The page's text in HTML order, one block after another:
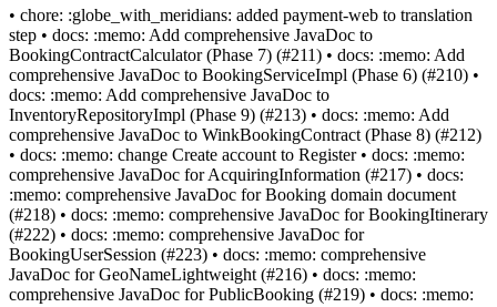
• chore: :globe_with_meridians: added payment-web to translation
step • docs: :memo: Add comprehensive JavaDoc to
BookingContractCalculator (Phase 7) (#211) • docs: :memo: Add
comprehensive JavaDoc to BookingServiceImpl (Phase 6) (#210) •
docs: :memo: Add comprehensive JavaDoc to
InventoryRepositoryImpl (Phase 9) (#213) • docs: :memo: Add
comprehensive JavaDoc to WinkBookingContract (Phase 8) (#212)
• docs: :memo: change Create account to Register • docs: :memo:
comprehensive JavaDoc for AcquiringInformation (#217) • docs:
:memo: comprehensive JavaDoc for Booking domain document
(#218) • docs: :memo: comprehensive JavaDoc for BookingItinerary
(#222) • docs: :memo: comprehensive JavaDoc for
BookingUserSession (#223) • docs: :memo: comprehensive
JavaDoc for GeoNameLightweight (#216) • docs: :memo:
comprehensive JavaDoc for PublicBooking (#219) • docs: :memo: